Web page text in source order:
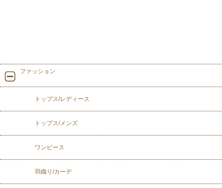
ファッション
トップス/レディース
トップス/メンズ
ワンピース
羽織り/カーデ